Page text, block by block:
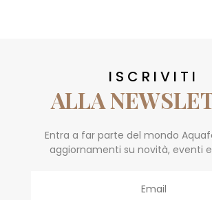
ISCRIVITI
ALLA
Entra a far parte del mondo
aggiornamenti su novità, eventi